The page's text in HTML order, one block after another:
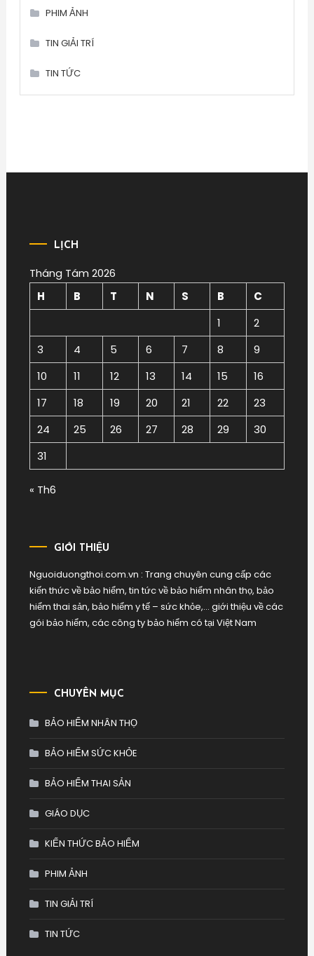
PHIM ẢNH
TIN GIẢI TRÍ
TIN TỨC
LỊCH
Tháng Tám 2026
H
B T N S B
C
1
2
3
4 5 6 7 8
9
10
11 12 13 14 15
16
17
18 19 20 21 22
23
24
25 26 27 28 29
30
31
« Th6
GIỚI THIỆU
Nguoiduongthoi.com.vn : Trang chuyên cung cấp các
kiến thức về bảo hiểm, tin tức về bảo hiểm nhân thọ, bảo
hiểm thai sản, bảo hiểm y tế – sức khỏe,… giới thiệu về các
gói bảo hiểm, các công ty bảo hiểm có tại Việt Nam
CHUYÊN MỤC
BẢO HIỂM NHÂN THỌ
BẢO HIỂM SỨC KHỎE
BẢO HIỂM THAI SẢN
GIÁO DỤC
KIẾN THỨC BẢO HIỂM
PHIM ẢNH
TIN GIẢI TRÍ
TIN TỨC